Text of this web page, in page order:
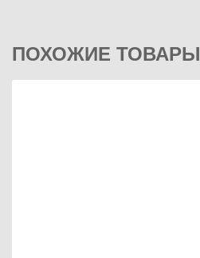
ПОХОЖИЕ ТОВАРЫ